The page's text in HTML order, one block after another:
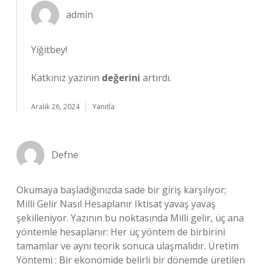
admin
Yiğitbey!
Katkınız yazının değerini artırdı.
Aralık 26, 2024 Yanıtla
Defne
Okumaya başladığınızda sade bir giriş karşılıyor;
Milli Gelir Nasıl Hesaplanır Iktisat yavaş yavaş
şekilleniyor. Yazının bu noktasında Milli gelir, üç ana
yöntemle hesaplanır: Her üç yöntem de birbirini
tamamlar ve aynı teorik sonuca ulaşmalıdır. Üretim
Yöntemi : Bir ekonomide belirli bir dönemde üretilen